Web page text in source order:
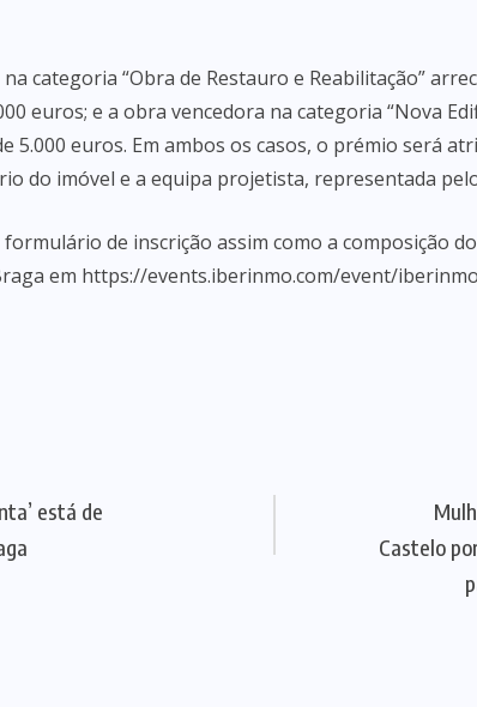
categoria “Obra de Restauro e Reabilitação”
euros; e a obra vencedora na categoria “Nova
5.000 euros. Em ambos os casos, o prémio será
do imóvel e a equipa projetista, representada
de inscrição assim como a composição
em https://events.iberinmo.com/event/
está de
Castelo